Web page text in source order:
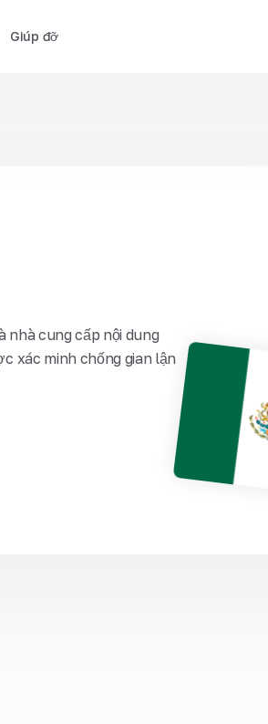
Giúp đỡ
cung cấp nội dung
xác minh chống gian lận